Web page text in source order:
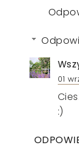
01
:)